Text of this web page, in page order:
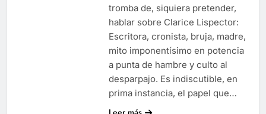
tromba de, siquiera pretender,
hablar sobre Clarice Lispector:
Escritora, cronista, bruja, madre,
mito imponentísimo en potencia
a punta de hambre y culto al
desparpajo. Es indiscutible, en
prima instancia, el papel que…